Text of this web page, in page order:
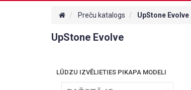
Preču katalogs UpStone Evolve
UpStone Evolve
LŪDZU IZVĒLIETIES PIKAPA MODELI